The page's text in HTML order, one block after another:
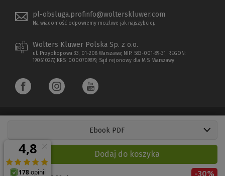
Ebook PDF
-30%
Dodaj do koszyka
pl-obsluga.profinfo@wolterskluwer.com
Na wiadomość odpowiemy możliwe jak najszybciej.
Wolters Kluwer Polska Sp. z o.o.
ul. Przyokopowa 33, 01-208 Warszawa; NIP: 583-001-89-31, REGON:
190610277, KRS: 0000709879, Sąd rejonowy dla M.S. Warszawy
Copyright 1997 - 2026 Wolters Kluwer Polska Sp. z o.o.
Płatności elektroniczne